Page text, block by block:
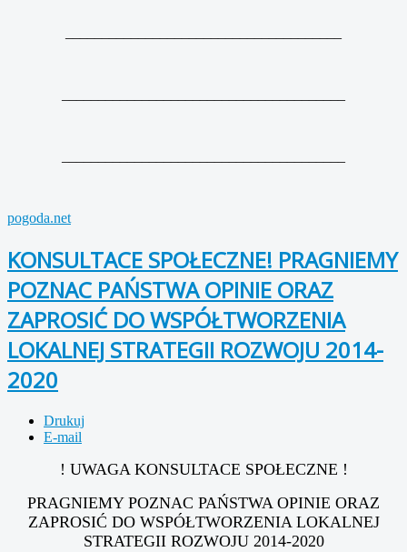
pogoda.net
KONSULTACE SPOŁECZNE! PRAGNIEMY
POZNAC PAŃSTWA OPINIE ORAZ
ZAPROSIĆ DO WSPÓŁTWORZENIA
LOKALNEJ STRATEGII ROZWOJU 2014-
2020
Drukuj
E-mail
! UWAGA KONSULTACE SPOŁECZNE !
PRAGNIEMY POZNAC PAŃSTWA OPINIE ORAZ
ZAPROSIĆ DO WSPÓŁTWORZENIA LOKALNEJ
STRATEGII ROZWOJU 2014-2020